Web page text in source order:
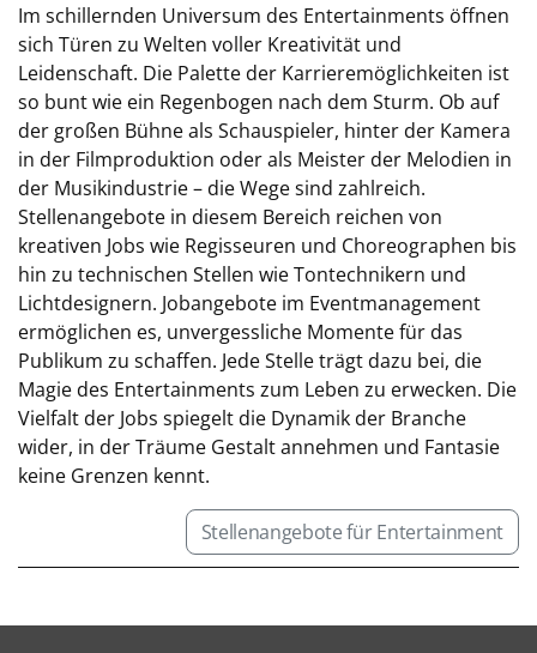
Im schillernden Universum des Entertainments öffnen
sich Türen zu Welten voller Kreativität und
Leidenschaft. Die Palette der Karrieremöglichkeiten ist
so bunt wie ein Regenbogen nach dem Sturm. Ob auf
der großen Bühne als Schauspieler, hinter der Kamera
in der Filmproduktion oder als Meister der Melodien in
der Musikindustrie – die Wege sind zahlreich.
Stellenangebote in diesem Bereich reichen von
kreativen Jobs wie Regisseuren und Choreographen bis
hin zu technischen Stellen wie Tontechnikern und
Lichtdesignern. Jobangebote im Eventmanagement
ermöglichen es, unvergessliche Momente für das
Publikum zu schaffen. Jede Stelle trägt dazu bei, die
Magie des Entertainments zum Leben zu erwecken. Die
Vielfalt der Jobs spiegelt die Dynamik der Branche
wider, in der Träume Gestalt annehmen und Fantasie
keine Grenzen kennt.
Stellenangebote für Entertainment